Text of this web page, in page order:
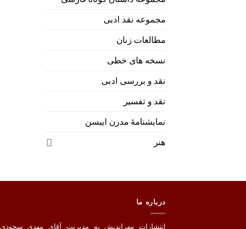
مجموعه نقد ادبی
مطالعات زنان
نسخه های خطی
نقد و بررسی ادبی
نقد و تفسیر
نمایشنامۀ مدرن ایبسن
هنر
درباره ما
انتشارات مهراندیش به مدیریت آقای مهدی سجودی